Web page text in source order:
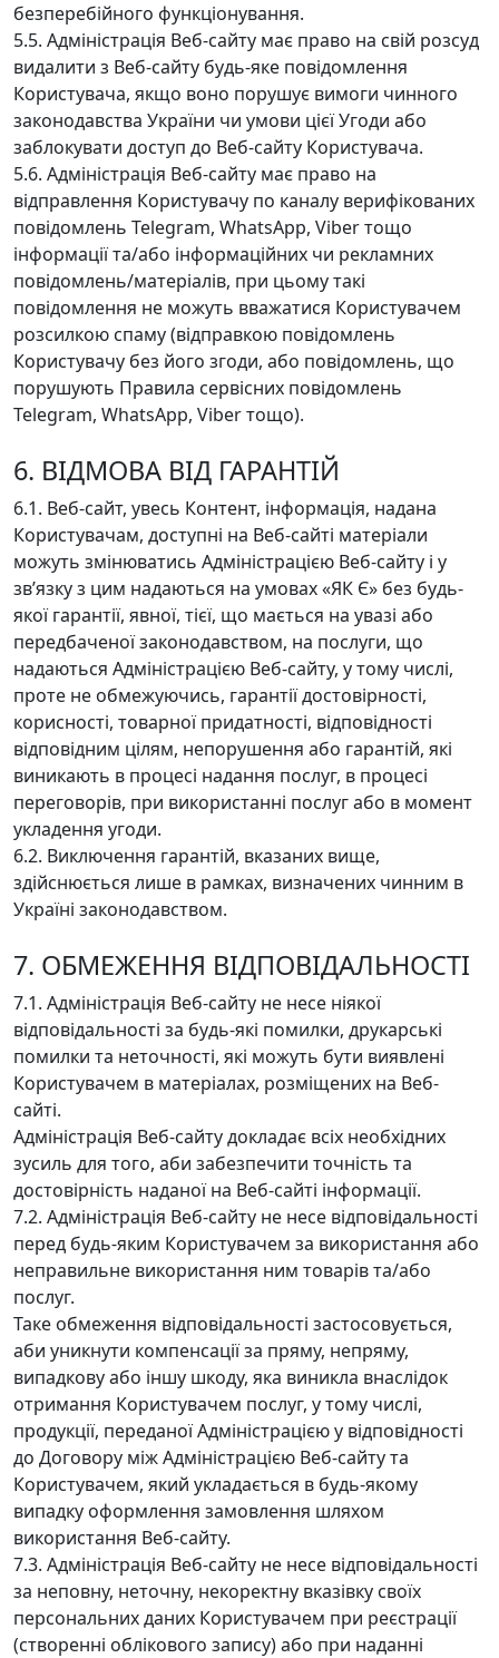
безперебійного функціонування.
5.5. Адміністрація Веб-сайту має право на свій розсуд
видалити з Веб-сайту будь-яке повідомлення
Користувача, якщо воно порушує вимоги чинного
законодавства України чи умови цієї Угоди або
заблокувати доступ до Веб-сайту Користувача.
5.6. Адміністрація Веб-сайту має право на
відправлення Користувачу по каналу верифікованих
повідомлень Telegram, WhatsApp, Viber тощо
інформації та/або інформаційних чи рекламних
повідомлень/матеріалів, при цьому такі
повідомлення не можуть вважатися Користувачем
розсилкою спаму (відправкою повідомлень
Користувачу без його згоди, або повідомлень, що
порушують Правила сервісних повідомлень
Telegram, WhatsApp, Viber тощо).
6. ВІДМОВА ВІД ГАРАНТІЙ
6.1. Веб-сайт, увесь Контент, інформація, надана
Користувачам, доступні на Веб-сайті матеріали
можуть змінюватись Адміністрацією Веб-сайту і у
зв’язку з цим надаються на умовах «ЯК Є» без будь-
якої гарантії, явної, тієї, що мається на увазі або
передбаченої законодавством, на послуги, що
надаються Адміністрацією Веб-сайту, у тому числі,
проте не обмежуючись, гарантії достовірності,
корисності, товарної придатності, відповідності
відповідним цілям, непорушення або гарантій, які
виникають в процесі надання послуг, в процесі
переговорів, при використанні послуг або в момент
укладення угоди.
6.2. Виключення гарантій, вказаних вище,
здійснюється лише в рамках, визначених чинним в
Україні законодавством.
7. ОБМЕЖЕННЯ ВІДПОВІДАЛЬНОСТІ
7.1. Адміністрація Веб-сайту не несе ніякої
відповідальності за будь-які помилки, друкарські
помилки та неточності, які можуть бути виявлені
Користувачем в матеріалах, розміщених на Веб-
сайті.
Адміністрація Веб-сайту докладає всіх необхідних
зусиль для того, аби забезпечити точність та
достовірність наданої на Веб-сайті інформації.
7.2. Адміністрація Веб-сайту не несе відповідальності
перед будь-яким Користувачем за використання або
неправильне використання ним товарів та/або
послуг.
Таке обмеження відповідальності застосовується,
аби уникнути компенсації за пряму, непряму,
випадкову або іншу шкоду, яка виникла внаслідок
отримання Користувачем послуг, у тому числі,
продукції, переданої Адміністрацією у відповідності
до Договору між Адміністрацією Веб-сайту та
Користувачем, який укладається в будь-якому
випадку оформлення замовлення шляхом
використання Веб-сайту.
7.3. Адміністрація Веб-сайту не несе відповідальності
за неповну, неточну, некоректну вказівку своїх
персональних даних Користувачем при реєстрації
(створенні облікового запису) або при наданні